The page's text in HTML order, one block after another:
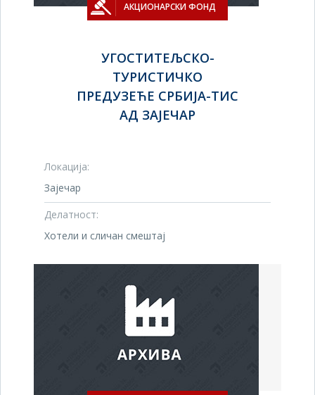
АКЦИОНАРСКИ ФОНД
УГОСТИТЕЉСКО-
ТУРИСТИЧКО
ПРЕДУЗЕЋЕ СРБИЈА-ТИС
АД ЗАЈЕЧАР
Локација:
Зајечар
Делатност:
Хотели и сличан смештај